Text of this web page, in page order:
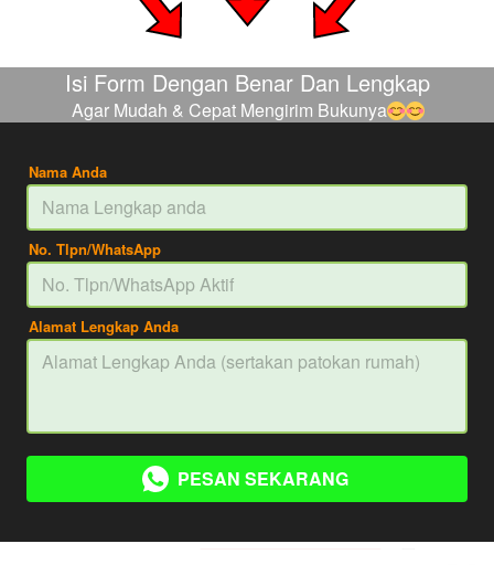
Isi Form Dengan Benar Dan Lengkap
Agar Mudah & Cepat Mengirim Bukunya
Nama Anda
No. Tlpn/WhatsApp
Alamat Lengkap Anda
` PESAN SEKARANG